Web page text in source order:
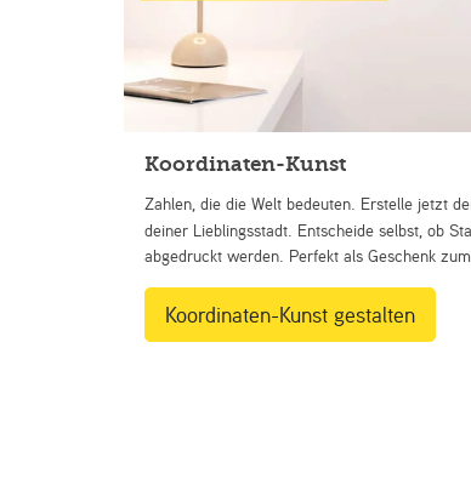
Koordinaten-Kunst
Zahlen, die die Welt bedeuten. Erstelle jetzt
deiner Lieblingsstadt. Entscheide selbst, ob
abgedruckt werden. Perfekt als Geschenk
Koordinaten-Kunst gestalten